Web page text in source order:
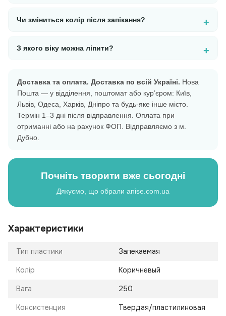
Чи зміниться колір після запікання?
З якого віку можна ліпити?
Доставка та оплата. Доставка по всій Україні. Нова
Пошта — у відділення, поштомат або кур’єром: Київ,
Львів, Одеса, Харків, Дніпро та будь-яке інше місто.
Термін 1–3 дні після відправлення. Оплата при
отриманні або на рахунок ФОП. Відправляємо з м.
Дубно.
Почніть творити вже сьогодні
Дякуємо, що обрали anise.com.ua
Характеристики
Тип пластики Запекаемая
Колір Коричневый
Вага 250
Консистенция Твердая/пластилиновая